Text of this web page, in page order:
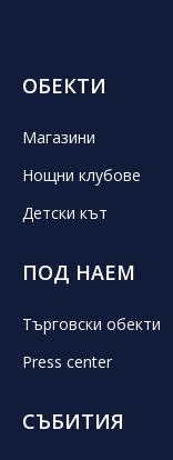
ОБЕКТИ
Магазини
Нощни клубове
Детски кът
ПОД НАЕМ
Търговски обекти
Press center
СЪБИТИЯ